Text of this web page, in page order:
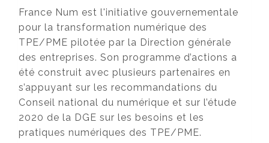
France Num est l'initiative gouvernementale
pour la transformation numérique des
TPE/PME pilotée par la Direction générale
des entreprises. Son programme d’actions a
été construit avec plusieurs partenaires en
s’appuyant sur les recommandations du
Conseil national du numérique et sur l’étude
2020 de la DGE sur les besoins et les
pratiques numériques des TPE/PME.